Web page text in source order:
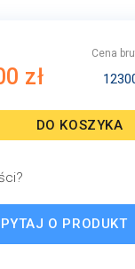
zł
Cena
DO KOSZYKA
O PRODUKT